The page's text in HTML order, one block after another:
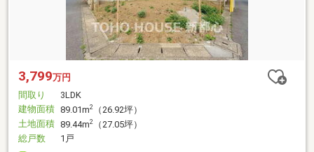
3,799万円
間取り
3LDK
建物面積 89.01m2
（26.92坪）
土地面積 89.44m2
（27.05坪）
総戸数
1戸